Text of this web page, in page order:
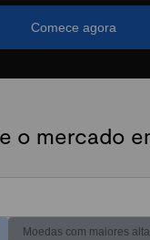
Comece agora
o mercado
Moedas com maiores